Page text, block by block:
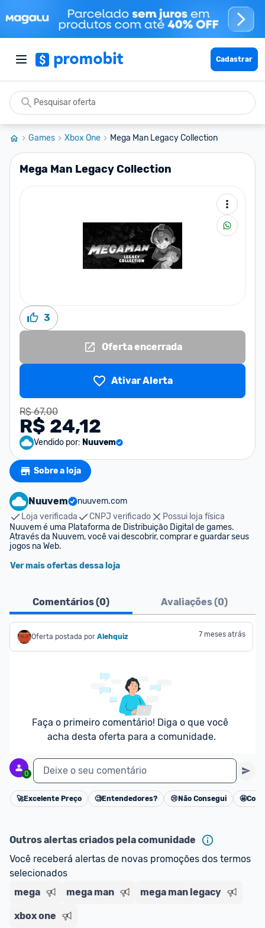
Cadastrar
Games Xbox One Mega Man Legacy Collection
Mega Man Legacy Collection
3
Oferta encerrada
Ativar Alerta
R$ 67,00
R$ 24,12
Vendido por: Nuuvem
Sobre a loja
Nuuvem
nuuvem.com
Loja verificada
CNPJ verificado
Possui loja física
Nuuvem é uma Plataforma de Distribuição Digital de games.
Através da Nuuvem, você vai descobrir, comprar e guardar seus
jogos na Web.
Ver mais ofertas dessa loja
Comentários (0) Avaliações (0)
Oferta postada por Alehquiz 7 meses atrás
Faça o primeiro comentário! Diga o que você
acha desta oferta para a comunidade.
0 Deixe o seu comentário
Cancelar
🚀Excelente Preço 🧐Entendedores? 😢 Não Consegui 🤩
Outros alertas criados pela comunidade
Você receberá alertas de novas promoções dos termos
selecionados
mega
mega man mega man legacy
xbox one